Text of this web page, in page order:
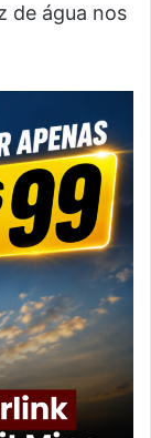
de água nos